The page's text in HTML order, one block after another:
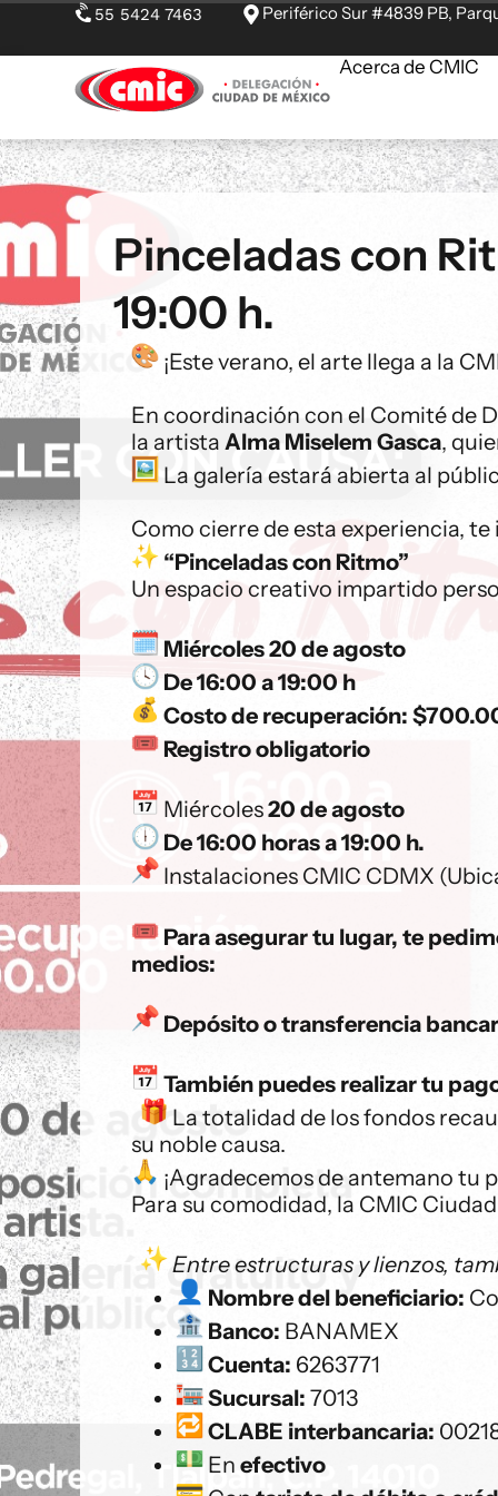
55 5424 7463 Periférico Sur #4839 PB,
Acerca de CMIC
Pinceladas con
19:00 h.
¡Este verano, el arte llega a la
En coordinación con el Comité de
la artista Alma Miselem Gasca,
La galería estará abierta al
Como cierre de esta experiencia,
“Pinceladas con Ritmo”
Un espacio creativo impartido
Miércoles 20 de agosto
De 16:00 a 19:00 h
Costo de recuperación:
Registro obligatorio
Miércoles20 de agosto
De 16:00 horasa 19:00 h.
Instalaciones CMIC CDMX
Para asegurar tu lugar, te
medios:
Depósito o transferencia
También puedes realizar tu
La totalidad de los fondos
su noble causa.
¡Agradecemos de antemano tu
Para su comodidad, la CMIC
Entre estructuras y lienzos,
Nombre del beneficiario:
Banco: BANAMEX
Cuenta: 6263771
Sucursal: 7013
CLABE interbancaria:
En efectivo